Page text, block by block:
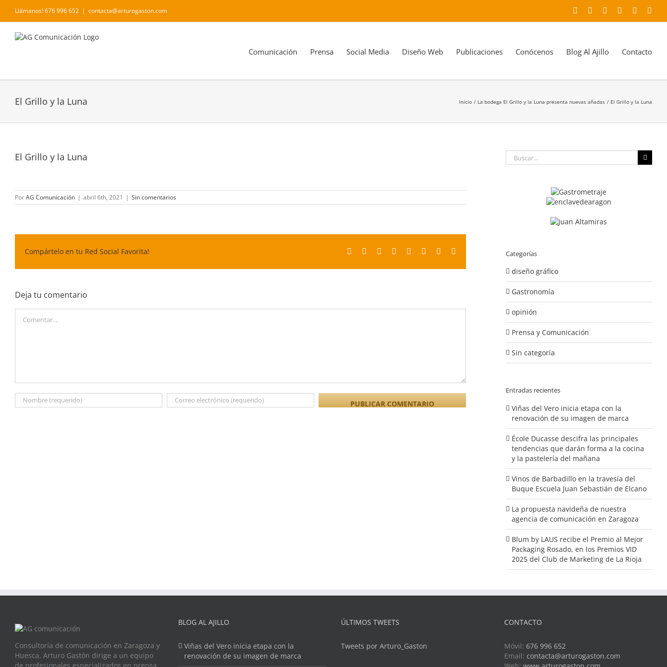
contenido
Llámanos! 676 996 652 | contacta@arturogaston.com Facebook YouTubeInstagramLinkedIn
Comunicación Prensa Social Media Diseño Web Publicaciones Conócenos Blog Al Ajillo Contacto
El Grillo y la Luna Inicio La bodega El Grillo y la Luna presenta nuevas añadas El Grillo y la Luna
El Grillo y la Luna
PorAG Comunicación | abril 6th, 2021 | Sin comentarios
Compártelo en tu Red Social Favorita! Facebook Reddit LinkedIn
TumblrPinterest
Deja tu comentario
Buscar:
Categorías
diseño gráfico
Gastronomía
opinión
Prensa y Comunicación
Sin categoría
Entradas recientes
Viñas del Vero inicia etapa con la
renovación de su imagen de marca
École Ducasse descifra las principales
tendencias que darán forma a la cocina
y la pastelería del mañana
Vinos de Barbadillo en la travesía del
Buque Escuela Juan Sebastián de Elcano
La propuesta navideña de nuestra
agencia de comunicación en Zaragoza
Blum by LAUS recibe el Premio al Mejor
Packaging Rosado, en los Premios VID
2025 del Club de Marketing de La Rioja
Consultoría de comunicación en Zaragoza y
Huesca. Arturo Gastón dirige a un equipo
de profesionales especializados en prensa,
BLOG AL AJILLO
Viñas del Vero inicia etapa con la
renovación de su imagen de marca
ÚLTIMOS TWEETS
Tweets por Arturo_Gaston
CONTACTO
Móvil: 676 996 652
Email: contacta@arturogaston.com